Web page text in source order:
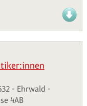
- Ehrwald -
4AB